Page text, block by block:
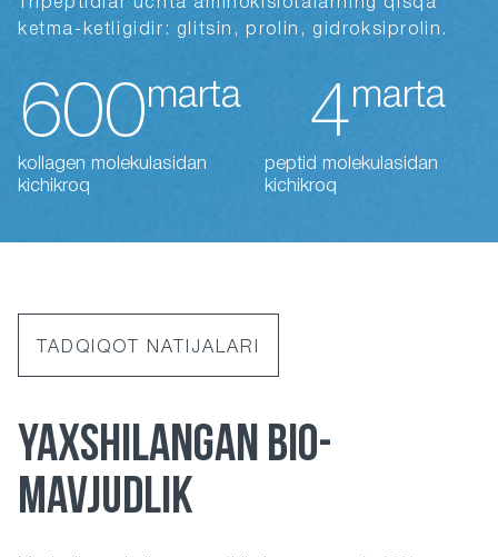
Tripeptidlar uchta aminokislotalarning qisqa
ketma-ketligidir: glitsin, prolin, gidroksiprolin.
marta
600
kollagen molekulasidan
kichikroq
marta
4
peptid molekulasidan
kichikroq
TADQIQOT NATIJALARI
YAXSHILANGAN BIO-
MAVJUDLIK